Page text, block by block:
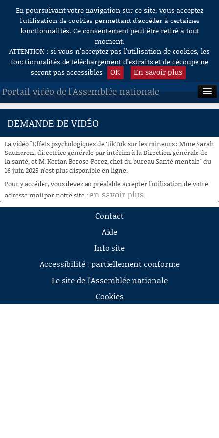
Aller au contenu
En poursuivant votre navigation sur ce site, vous acceptez
l’utilisation de cookies permettant d'accéder à certaines
fonctionnalités. Ce consentement peut être retiré à tout
moment.
ATTENTION : si vous n’acceptez pas l’utilisation de cookies, les
fonctionnalités de téléchargement d’extraits et de découpe ne
seront pas accessibles
OK En savoir plus
Portail vidéo de l'Assemblée nationale
ACCUEIL
À LA DEMANDE
RECHERCHE
AIDE À LA DÉCOUPE
DE VIDÉOS
DEMANDE DE VIDÉO
La vidéo "Effets psychologiques de TikTok sur les mineurs : Mme Sarah
Sauneron, directrice générale par intérim à la Direction générale de
la santé, et M. Kerian Berose-Perez, chef du bureau Santé mentale" du
16 juin 2025 n'est plus disponible en ligne.
Pour y accéder, vous devez au préalable accepter l'utilisation de votre
adresse mail par notre site : en savoir plus.
Contact
Aide
Info site
Accessibilité : partiellement conforme
Le site de l'Assemblée nationale
Cookies